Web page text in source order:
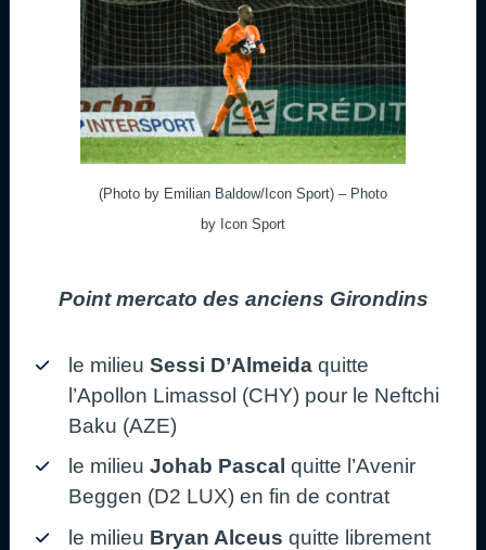
(Photo by Emilian Baldow/Icon Sport) – Photo
by Icon Sport
Point mercato des anciens Girondins
le milieu Sessi D’Almeida quitte
l’Apollon Limassol (CHY) pour le Neftchi
Baku (AZE)
le milieu Johab Pascal quitte l’Avenir
Beggen (D2 LUX) en fin de contrat
le milieu Bryan Alceus quitte librement